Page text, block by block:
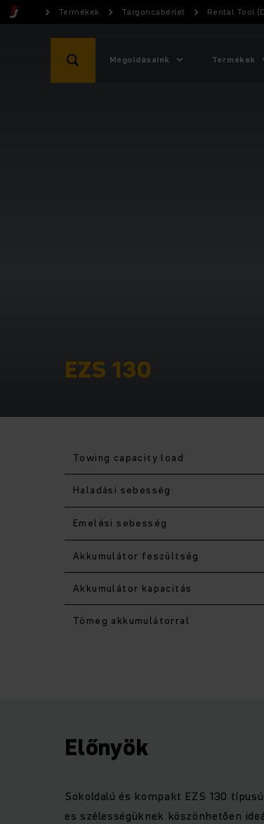
Termékek Targoncabérlet Rental Tool
Megoldásaink Termékek
EZS 130
Towing capacity load
Haladási sebesség
Emelési sebesség
Akkumulátor feszültség
Akkumulátor kapacitás
Tömeg akkumulátorral
Előnyök
Sokoldalú és kompakt EZS 130
es szélességüknek köszönhetően